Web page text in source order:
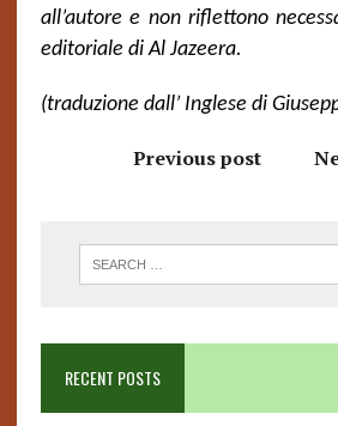
all’autore e non riflettono
editoriale di Al Jazeera.
(traduzione dall’ Inglese di
Previous post
RECENT POSTS